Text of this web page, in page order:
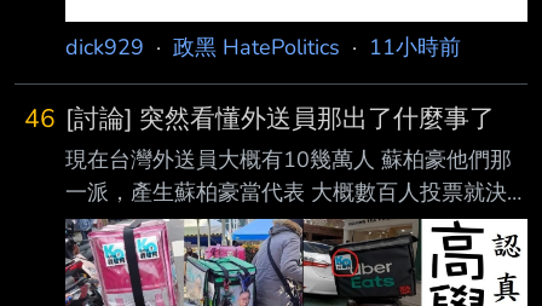
dick929 · 政黑 HatePolitics · 11小時前
46 [討論] 突然看懂外送員那出了什麼事了
現在台灣外送員大概有10幾萬人 蘇柏豪他們那
一派，產生蘇柏豪當代表 大概數百人投票就決
定了 跟一般公司工會代表成立的人數相差很遠
結果多數外送員 不管是關心還是不關心 或是認
爲蘇柏豪不能代表外送員發聲的 都無力阻止 全